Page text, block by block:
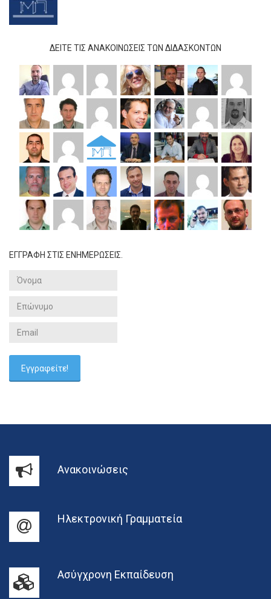
ΔΕΊΤΕ ΤΙΣ ΑΝΑΚΟΙΝΏΣΕΙΣ ΤΩΝ ΔΙΔΆΣΚΟΝΤΩΝ
ΕΓΓΡΑΦΗ ΣΤΙΣ ΕΝΗΜΕΡΩΣΕΙΣ.
Ανακοινώσεις
Ηλεκτρονική Γραμματεία
Ασύγχρονη Εκπαίδευση